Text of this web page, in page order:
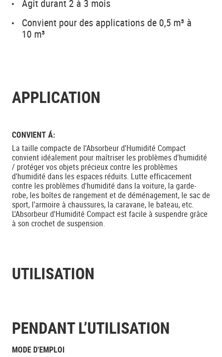
Agit durant 2 à 3 mois
Convient pour des applications de 0,5 m³ à
10 m³
APPLICATION
CONVIENT Á:
La taille compacte de l'Absorbeur d'Humidité Compact
convient idéalement pour maîtriser les problèmes d'humidité
/ protéger vos objets précieux contre les problèmes
d'humidité dans les espaces réduits. Lutte efficacement
contre les problèmes d'humidité dans la voiture, la garde-
robe, les boîtes de rangement et de déménagement, le sac de
sport, l'armoire à chaussures, la caravane, le bateau, etc.
L'Absorbeur d'Humidité Compact est facile à suspendre grâce
à son crochet de suspension.
UTILISATION
PENDANT L’UTILISATION
MODE D'EMPLOI